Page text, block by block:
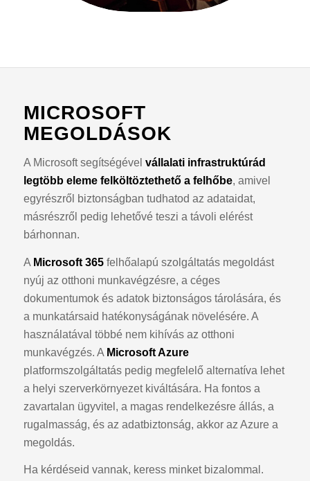
MICROSOFT
MEGOLDÁSOK
A Microsoft segítségével vállalati infrastruktúrád
legtöbb eleme felköltöztethető a felhőbe, amivel
egyrészről biztonságban tudhatod az adataidat,
másrészről pedig lehetővé teszi a távoli elérést
bárhonnan.
A Microsoft 365felhőalapú szolgáltatás megoldást
nyúj az otthoni munkavégzésre, a céges
dokumentumok és adatok biztonságos tárolására, és
a munkatársaid hatékonyságának növelésére. A
használatával többé nem kihívás az otthoni
munkavégzés. A Microsoft Azure
platformszolgáltatás pedig megfelelő alternatíva lehet
a helyi szerverkörnyezet kiváltására. Ha fontos a
zavartalan ügyvitel, a magas rendelkezésre állás, a
rugalmasság, és az adatbiztonság, akkor az Azure a
megoldás.
Ha kérdéseid vannak, keress minket bizalommal.